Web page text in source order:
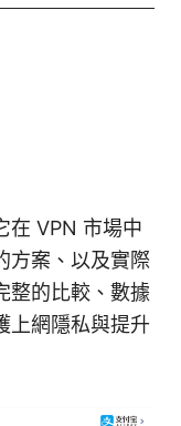
在 VPN 市場中
方案、以及實際
整的比較、數據
上網隱私與提升